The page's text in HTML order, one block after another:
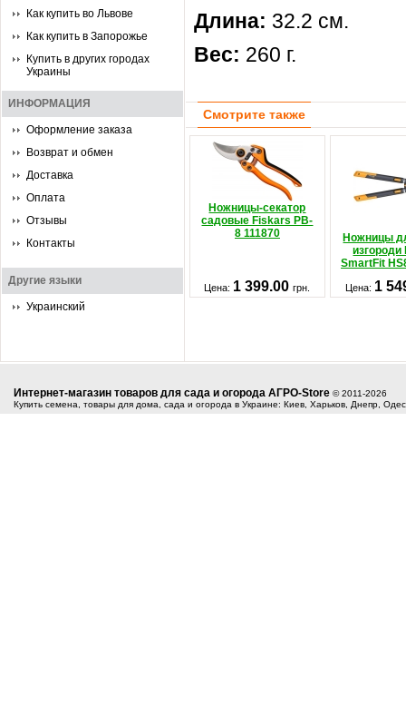
Как купить во Львове
Как купить в Запорожье
Купить в других городах
Украины
ИНФОРМАЦИЯ
Оформление заказа
Возврат и обмен
Доставка
Оплата
Отзывы
Контакты
Другие языки
Украинский
Длина: 32.2 см.
Вес: 260 г.
Смотрите также
Ножницы-секатор
садовые Fiskars PB-
8 111870
Ножницы
SmartFit
Цена: 1 399.00грн. Цена: 1
Интернет-магазин товаров для сада и огорода АГРО-Store © 2011-2026
Купить семена, товары для дома, сада и огорода в Украине: Киев, Харьков, Днепр,